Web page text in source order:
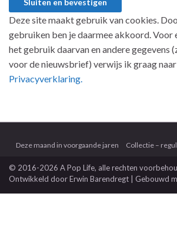
Deze site maakt gebruik van cookies.
gebruiken ben je daarmee akkoord. Voor
het gebruik daarvan en andere gegevens
voor de nieuwsbrief) verwijs ik graag
Privacyverklaring.
Deze maand in voorgaande jaren Collectie –
© 2016-2026 A Pop Life, alle rechten
Ontwikkeld doorErwin Barendregt | Gebouwd